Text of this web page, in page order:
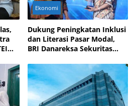
Ekonomi
Dukung Peningkatan Inklusi
dan Literasi Pasar Modal,
BRI Danareksa Sekuritas